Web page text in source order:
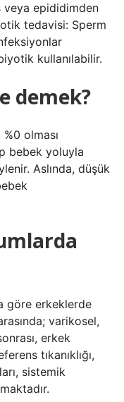
epididimden
tedavisi: Sperm
kullanılabilir.
demek?
olması
bebek yoluyla
Aslında, düşük
göre erkeklerde
varikosel,
erkek
tıkanıklığı,
sistemik